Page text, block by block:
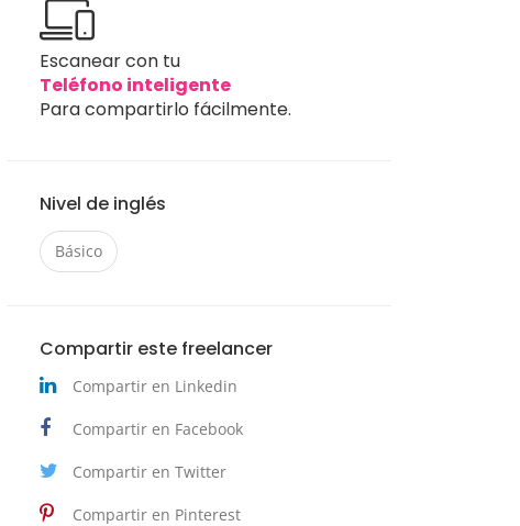
Escanear con tu
Teléfono inteligente
Para compartirlo fácilmente.
Nivel de inglés
Básico
Compartir este freelancer
Compartir en Linkedin
Compartir en Facebook
Compartir en Twitter
Compartir en Pinterest